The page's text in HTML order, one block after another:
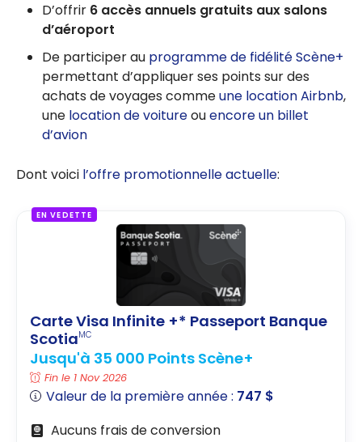
D’offrir 6 accès annuels gratuits aux salons
d’aéroport
De participer au programme de fidélité Scène+
permettant d’appliquer ses points sur des
achats de voyages commeune location Airbnb,
une location de voitureouencore un billet
d’avion
Dont voici l’offre promotionnelle actuelle:
EN VEDETTE
Carte Visa Infinite +* Passeport Banque
ScotiaMC
Jusqu'à 35 000 Points Scène+
Fin le 1 Nov 2026
Valeur de la première année : 747 $
Aucuns frais de conversion